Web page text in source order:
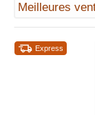
Express